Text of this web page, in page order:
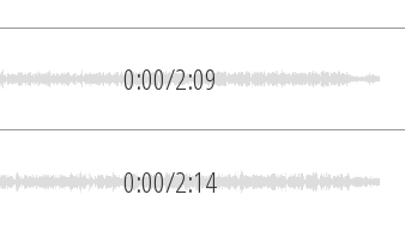
0:00/2:09
0:00/2:14